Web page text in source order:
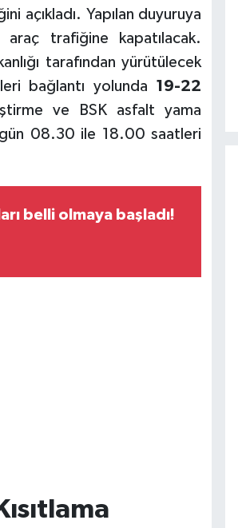
açıkladı. Yapılan duyuruya
trafiğine kapatılacak.
tarafından yürütülecek
bağlantı yolunda 19-22
ve BSK asfalt yama
gün 08.30 ile 18.00 saatleri
belli olmaya başladı!